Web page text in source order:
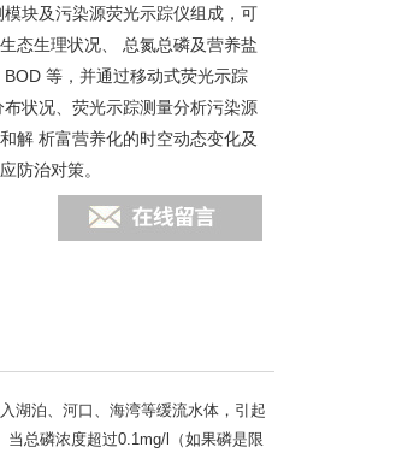
块及污染源荧光示踪仪组成，可
态生理状况、 总氮总磷及营养盐
等，并通过移动式荧光示踪
状况、荧光示踪测量分析污染源
解 析富营养化的时空动态变化及
防治对策。
湖泊、河口、海湾等缓流水体，引起
总磷浓度超过0.1mg/l（如果磷是限